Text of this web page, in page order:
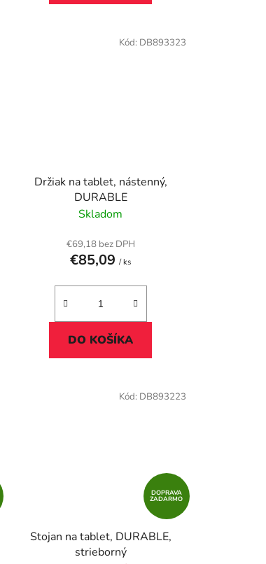
Držiak na tablet, nástenný,
DURABLE
Skladom
€69,18 bez DPH
€85,09/ ks
DO KOŠÍKA
Kód: DB893323
DOPRAVA
ZADARMO
Stojan na tablet, DURABLE,
strieborný
Kód: DB893223